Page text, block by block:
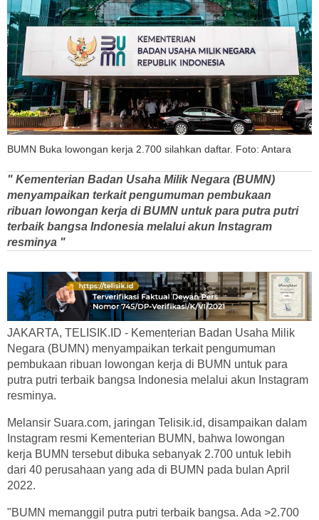
BUMN Buka lowongan kerja 2.700 silahkan daftar. Foto: Antara
" Kementerian Badan Usaha Milik Negara (BUMN)
menyampaikan terkait pengumuman pembukaan
ribuan lowongan kerja di BUMN untuk para putra putri
terbaik bangsa Indonesia melalui akun Instagram
resminya "
JAKARTA, TELISIK.ID - Kementerian Badan Usaha Milik
Negara (BUMN) menyampaikan terkait pengumuman
pembukaan ribuan lowongan kerja di BUMN untuk para
putra putri terbaik bangsa Indonesia melalui akun Instagram
resminya.
Melansir Suara.com, jaringan Telisik.id, disampaikan dalam
Instagram resmi Kementerian BUMN, bahwa lowongan
kerja BUMN tersebut dibuka sebanyak 2.700 untuk lebih
dari 40 perusahaan yang ada di BUMN pada bulan April
2022.
"BUMN memanggil putra putri terbaik bangsa. Ada >2.700